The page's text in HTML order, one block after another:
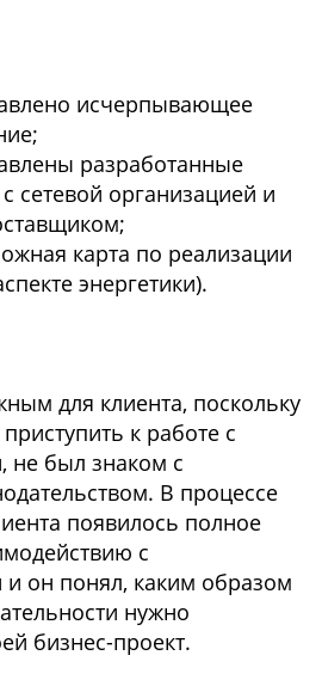
исчерпывающее
разработанные
сетевой организацией и
карта по реализации
энергетики).
для клиента, поскольку
к работе с
не был знаком с
В процессе
появилось полное
с
он понял, каким образом
нужно
бизнес-проект.